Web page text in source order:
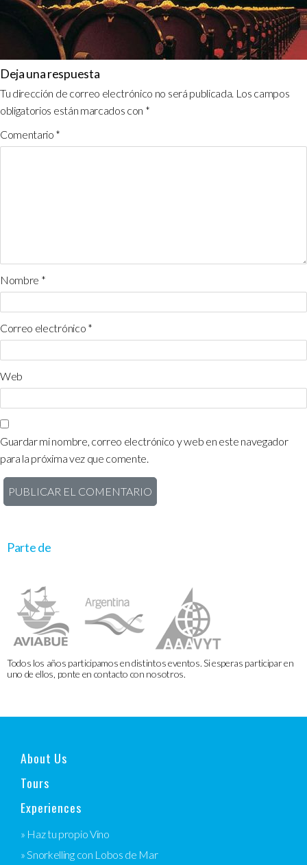
Deja una respuesta
Tu dirección de correo electrónico no será publicada. Los campos
obligatorios están marcados con *
Comentario *
Nombre *
Correo electrónico *
Web
Guardar mi nombre, correo electrónico y web en este navegador
para la próxima vez que comente.
Parte de
Todos los años participamos en distintos eventos. Si esperas participar en
uno de ellos, ponte en contacto con nosotros.
About Us
Tours
Experiences
» Haz tu propio Vino
» Snorkelling con Lobos de Mar